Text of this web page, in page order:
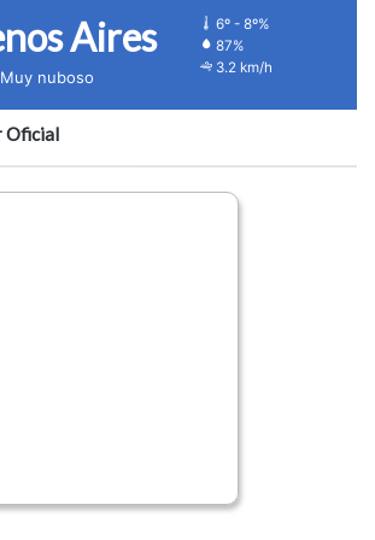
Aires
Muy nuboso
6º - 8º%
87%
3.2 km/h
Oficial